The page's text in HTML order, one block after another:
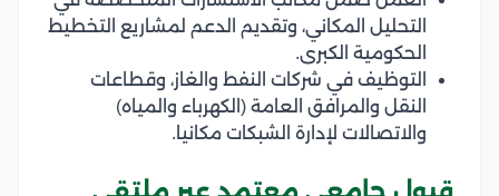
التحليل المكاني، وتقديم الدعم لمشاريع التخطيط
الحكومية الكبرى.
التوظيف في شركات النفط والغاز، وقطاعات
النقل والمرافق العامة (الكهرباء والمياه)
والاتصالات لإدارة الشبكات مكانيا.